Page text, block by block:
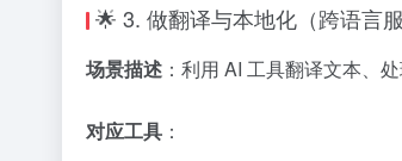
🌟 3. 做翻译与本地化（跨语言服
场景描述 ：利用 AI 工具翻译文本、
对应工具 ：